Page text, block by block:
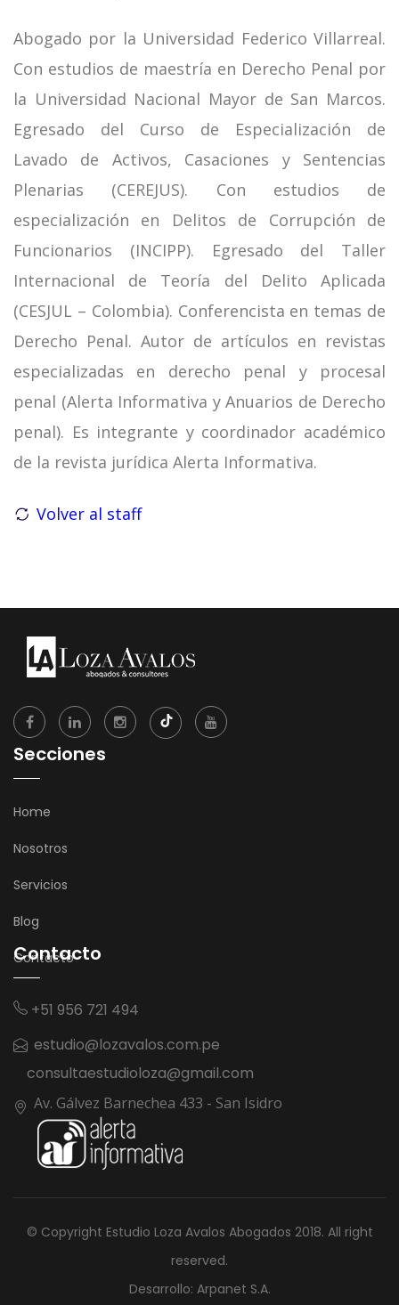
Abogado por la Universidad Federico Villarreal.
Con estudios de maestría en Derecho Penal por
la Universidad Nacional Mayor de San Marcos.
Egresado del Curso de Especialización de
Lavado de Activos, Casaciones y Sentencias
Plenarias (CEREJUS). Con estudios de
especialización en Delitos de Corrupción de
Funcionarios (INCIPP). Egresado del Taller
Internacional de Teoría del Delito Aplicada
(CESJUL – Colombia). Conferencista en temas de
Derecho Penal. Autor de artículos en revistas
especializadas en derecho penal y procesal
penal (Alerta Informativa y Anuarios de Derecho
penal). Es integrante y coordinador académico
de la revista jurídica Alerta Informativa.
Volver al staff
Secciones
Home
Nosotros
Servicios
Blog
Contacto
Contacto
+51 956 721 494
estudio@lozavalos.com.pe
consultaestudioloza@gmail.com
Av. Gálvez Barnechea 433 - San Isidro
© Copyright Estudio Loza Avalos Abogados 2018. All right
reserved.
Desarrollo: Arpanet S.A.